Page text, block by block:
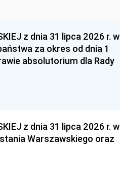
z dnia 31 lipca 2026 r. w
za okres od dnia 1
absolutorium dla Rady
z dnia 31 lipca 2026 r. w
Warszawskiego oraz